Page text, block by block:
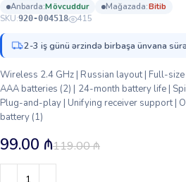
anbarda: mövcuddur mağazada:
bi̇ti̇b
SKU:920-004518 415
2-3 iş günü ərzində birbaşa ünvana
Wireless 2.4 GHz | Russian layout | Full-size
AAA batteries (2) | 24-month battery life |
Plug-and-play | Unifying receiver support |
battery (1)
119.00₼
99.00 ₼